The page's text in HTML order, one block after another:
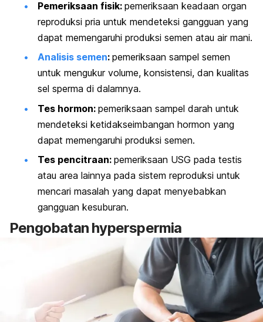
Pemeriksaan fisik: pemeriksaan keadaan organ
reproduksi pria untuk mendeteksi gangguan yang
dapat memengaruhi produksi semen atau air mani.
Analisis semen: pemeriksaan sampel semen
untuk mengukur volume, konsistensi, dan kualitas
sel sperma di dalamnya.
Tes hormon: pemeriksaan sampel darah untuk
mendeteksi ketidakseimbangan hormon yang
dapat memengaruhi produksi semen.
Tes pencitraan: pemeriksaan USG pada testis
atau area lainnya pada sistem reproduksi untuk
mencari masalah yang dapat menyebabkan
gangguan kesuburan.
Pengobatan hyperspermia